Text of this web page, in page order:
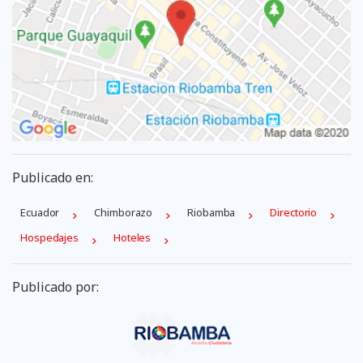
Publicado en:
Ecuador Chimborazo Riobamba
Directorio
Hospedajes
Hoteles
Publicado por: